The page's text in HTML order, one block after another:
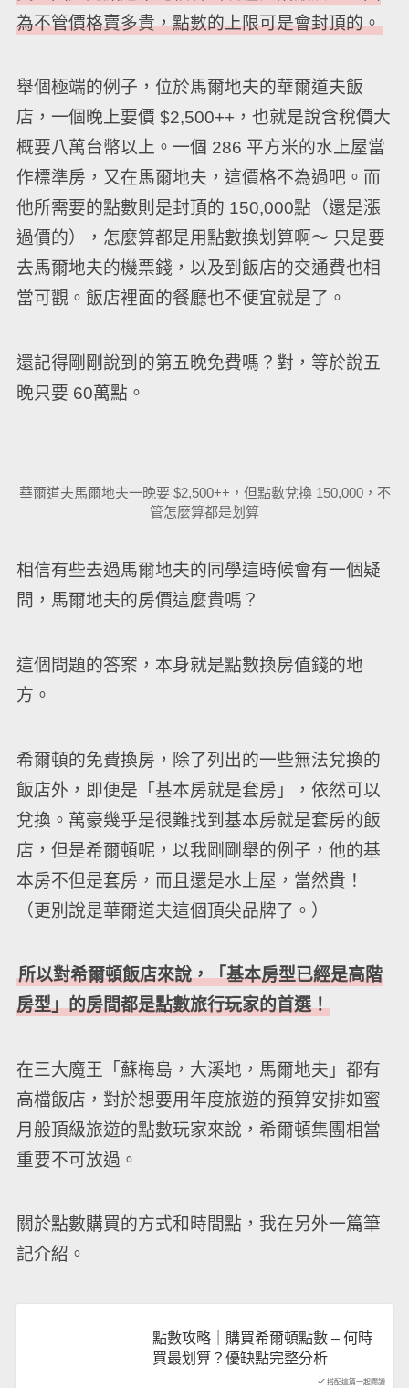
為不管價格賣多貴，點數的上限可是會封頂的。
舉個極端的例子，位於馬爾地夫的華爾道夫飯
店，一個晚上要價 $2,500++，也就是說含稅價大
概要八萬台幣以上。一個 286 平方米的水上屋當
作標準房，又在馬爾地夫，這價格不為過吧。而
他所需要的點數則是封頂的 150,000點（還是漲
過價的），怎麼算都是用點數換划算啊～ 只是要
去馬爾地夫的機票錢，以及到飯店的交通費也相
當可觀。飯店裡面的餐廳也不便宜就是了。
還記得剛剛說到的第五晚免費嗎？對，等於說五
晚只要 60萬點。
華爾道夫馬爾地夫一晚要 $2,500++，但點數兌換 150,000，不
管怎麼算都是划算
相信有些去過馬爾地夫的同學這時候會有一個疑
問，馬爾地夫的房價這麼貴嗎？
這個問題的答案，本身就是點數換房值錢的地
方。
希爾頓的免費換房，除了列出的一些無法兌換的
飯店外，即便是「基本房就是套房」，依然可以
兌換。萬豪幾乎是很難找到基本房就是套房的飯
店，但是希爾頓呢，以我剛剛舉的例子，他的基
本房不但是套房，而且還是水上屋，當然貴！
（更別說是華爾道夫這個頂尖品牌了。）
所以對希爾頓飯店來說，「基本房型已經是高階
房型」的房間都是點數旅行玩家的首選！
在三大魔王「蘇梅島，大溪地，馬爾地夫」都有
高檔飯店，對於想要用年度旅遊的預算安排如蜜
月般頂級旅遊的點數玩家來說，希爾頓集團相當
重要不可放過。
關於點數購買的方式和時間點，我在另外一篇筆
記介紹。
搭配這篇一起閱讀
點數攻略｜購買希爾頓點數 – 何時
買最划算？優缺點完整分析